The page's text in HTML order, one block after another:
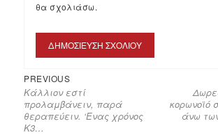
θα σχολιάσω.
Πλοήγηση
άρθρων
PREVIOUSPrevious
post:
Κάλλιον εστί
προλαμβάνειν, παρά
θεραπεύειν. ‘Ενας χρόνος
Κ3…
κορωνοϊό
άνω